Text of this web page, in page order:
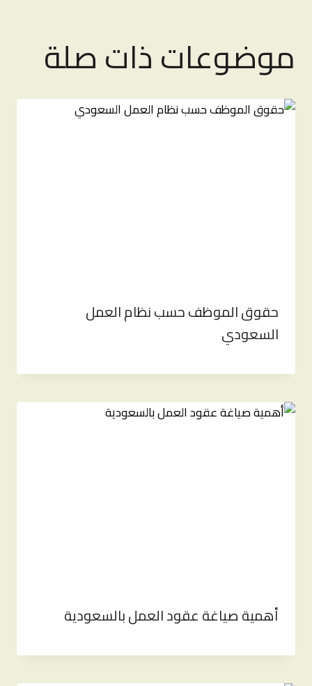
موضوعات ذات صلة
حقوق الموظف حسب نظام العمل
السعودي
أهمية صياغة عقود العمل بالسعودية